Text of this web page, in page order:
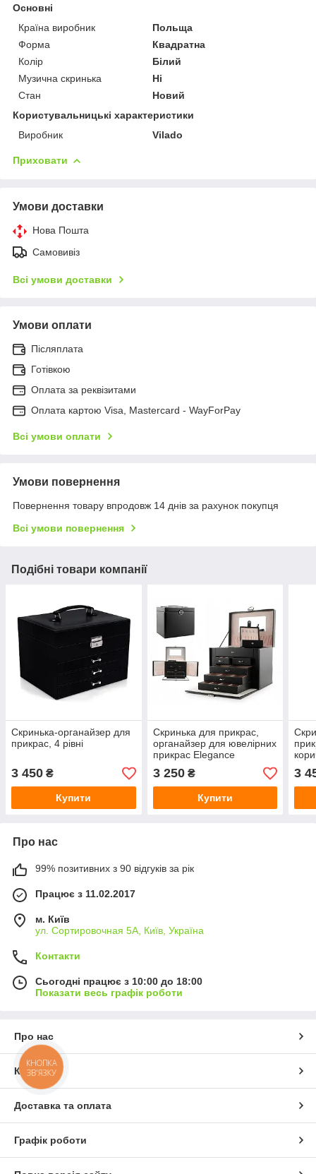
Основні
Країна виробник
Польща
Форма
Квадратна
Колір
Білий
Музична скринька
Ні
Стан
Новий
Користувальницькі характеристики
Виробник
Vilado
Приховати
Умови доставки
Нова Пошта
Самовивіз
Всі умови доставки
Умови оплати
Післяплата
Готівкою
Оплата за реквізитами
Оплата картою Visa, Mastercard - WayForPay
Всі умови оплати
Умови повернення
Повернення товару впродовж 14 днів за рахунок покупця
Всі умови повернення
Подібні товари компанії
Скринька-органайзер для
прикрас, 4 рівні
3 450 ₴
Купити
Скринька для прикрас,
органайзер для ювелірних
прикрас Elegance
3 250₴
Купити
3
Про нас
99% позитивних з 90 відгуків за рік
Працює з 11.02.2017
м. Київ
ул. Сортировочная 5А, Київ, Україна
Контакти
Сьогодні працює з 10:00 до 18:00
Показати весь графік роботи
Про нас
Контакти
Доставка та оплата
Графік роботи
КНОПКА
ЗВ'ЯЗКУ